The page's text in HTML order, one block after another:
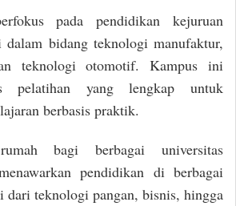
pada pendidikan kejuruan
dalam bidang teknologi manufaktur,
teknologi otomotif. Kampus ini
pelatihan yang lengkap untuk
berbasis praktik.
bagi berbagai universitas
pendidikan di berbagai
teknologi pangan, bisnis, hingga